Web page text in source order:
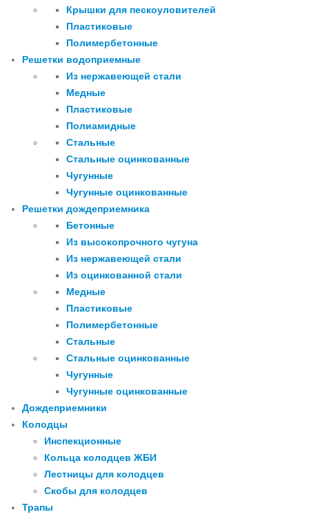
Крышки для пескоуловителей
Пластиковые
Полимербетонные
Решетки водоприемные
Из нержавеющей стали
Медные
Пластиковые
Полиамидные
Стальные
Стальные оцинкованные
Чугунные
Чугунные оцинкованные
Решетки дождеприемника
Бетонные
Из высокопрочного чугуна
Из нержавеющей стали
Из оцинкованной стали
Медные
Пластиковые
Полимербетонные
Стальные
Стальные оцинкованные
Чугунные
Чугунные оцинкованные
Дождеприемники
Колодцы
Инспекционные
Кольца колодцев ЖБИ
Лестницы для колодцев
Скобы для колодцев
Трапы